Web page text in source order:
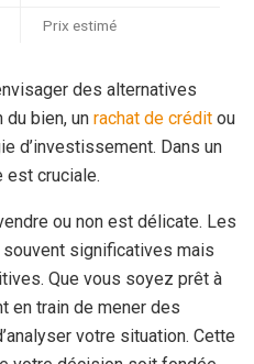
Prix estimé
des alternatives
bien, un rachat de crédit ou
d’investissement. Dans un
est cruciale.
ou non est délicate. Les
significatives mais
Que vous soyez prêt à
en train de mener des
votre situation. Cette